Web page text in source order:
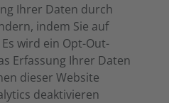
Ihrer Daten durch
indem Sie auf
wird ein Opt-Out-
Erfassung Ihrer Daten
dieser Website
deaktivieren